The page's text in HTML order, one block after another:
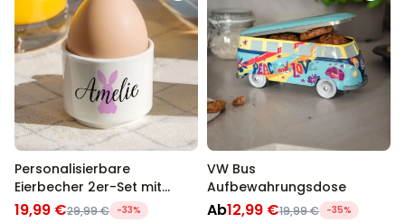
Personalisierbare
Eierbecher 2er-Set mit
Symbol und Name
19,99 €29,99 € -33%
VW Bus
Aufbewahrungsdose
Ab12,99 €19,99 € -35%